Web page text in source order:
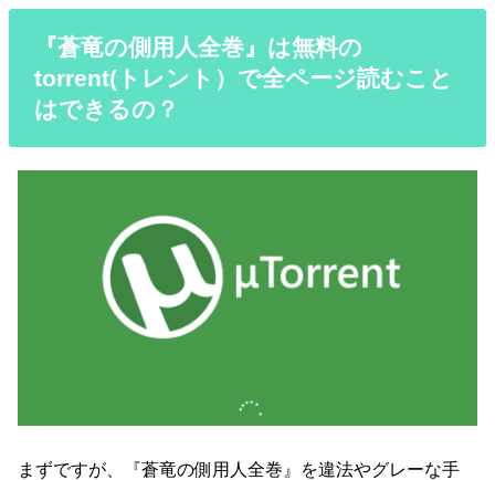
『蒼竜の側用人全巻』は無料の
torrent(トレント）で全ページ読むこと
はできるの？
まずですが、『蒼竜の側用人全巻』を違法やグレーな手